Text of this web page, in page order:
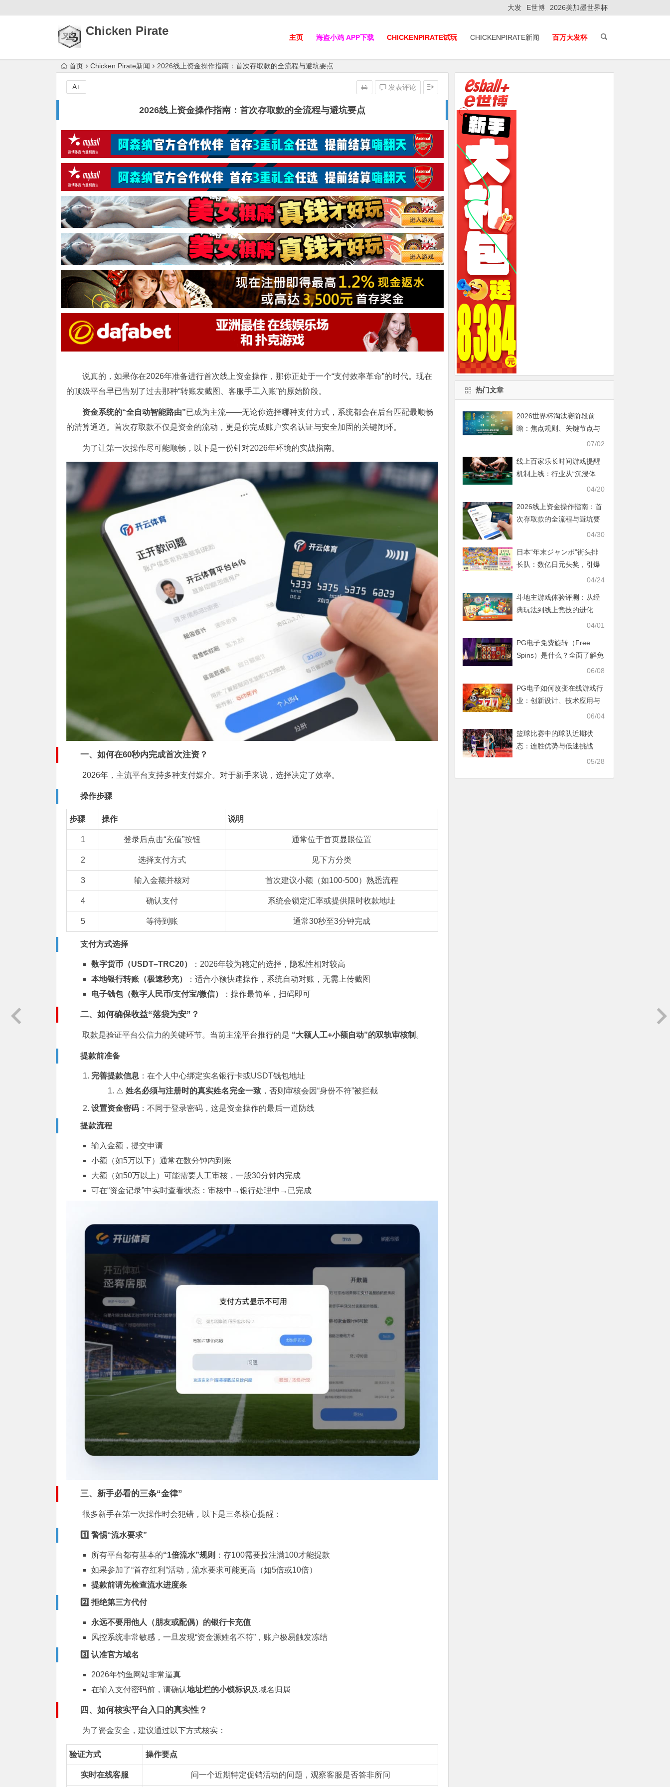
大发 E世博 2026美加墨世界杯
Chicken Pirate 主页 海盗小鸡 APP下载 CHICKENPIRATE试玩 CHICKENPIRATE新闻 百万大发杯
首页 Chicken Pirate新闻 2026线上资金操作指南：首次存取款的全流程与避坑要点
2026线上资金操作指南：首次存取款的全流程与避坑要点
发表评论
A+
说真的，如果你在2026年准备进行首次线上资金操作，那你正处于一个“支付效率革命”的时代。现在
的顶级平台早已告别了过去那种“转账发截图、客服手工入账”的原始阶段。
资金系统的“全自动智能路由”已成为主流——无论你选择哪种支付方式，系统都会在后台匹配最顺畅
的清算通道。首次存取款不仅是资金的流动，更是你完成账户实名认证与安全加固的关键闭环。
为了让第一次操作尽可能顺畅，以下是一份针对2026年环境的实战指南。
一、如何在60秒内完成首次注资？
2026年，主流平台支持多种支付媒介。对于新手来说，选择决定了效率。
操作步骤
步骤 操作 说明
1 登录后点击“充值”按钮 通常位于首页显眼位置
2 选择支付方式 见下方分类
3 输入金额并核对 首次建议小额（如100-500）熟悉流程
4 确认支付 系统会锁定汇率或提供限时收款地址
5 等待到账 通常30秒至3分钟完成
支付方式选择
数字货币（USDT–TRC20）
：2026年较为稳定的选择，隐私性相对较高
本地银行转账（极速秒充）
：适合小额快速操作，系统自动对账，无需上传截图
电子钱包（数字人民币/支付宝/微信）
：操作最简单，扫码即可
二、如何确保收益“落袋为安”？
取款是验证平台公信力的关键环节。当前主流平台推行的是 “大额人工+小额自动”的双轨审核制 。
提款前准备
完善提款信息 ：在个人中心绑定实名银行卡或USDT钱包地址
⚠️ 姓名必须与注册时的真实姓名完全一致 ，否则审核会因“身份不符”被拦截
设置资金密码 ：不同于登录密码，这是资金操作的最后一道防线
提款流程
输入金额，提交申请
小额（如5万以下）通常在数分钟内到账
大额（如50万以上）可能需要人工审核，一般30分钟内完成
可在“资金记录”中实时查看状态：审核中→银行处理中→已完成
三、新手必看的三条“金律”
很多新手在第一次操作时会犯错，以下是三条核心提醒：
1️⃣ 警惕“流水要求”
所有平台都有基本的“1倍流水”规则 ：存100需要投注满100才能提款
如果参加了“首存红利”活动，流水要求可能更高（如5倍或10倍）
提款前请先检查流水进度条
2️⃣ 拒绝第三方代付
永远不要用他人（朋友或配偶）的银行卡充值
风控系统非常敏感，一旦发现“资金源姓名不符”，账户极易触发冻结
3️⃣ 认准官方域名
2026年钓鱼网站非常逼真
在输入支付密码前，请确认地址栏的小锁标识及域名归属
四、如何核实平台入口的真实性？
为了资金安全，建议通过以下方式核实：
验证方式 操作要点
实时在线客服 问一个近期特定促销活动的问题，观察客服是否答非所问
热门文章
2026世界杯淘汰赛阶段前
瞻：焦点规则、关键节点与
07/02
线上百家乐长时间游戏提醒
机制上线：行业从“沉浸体
04/20
2026线上资金操作指南：首
次存取款的全流程与避坑要
04/30
日本“年末ジャンボ”街头排
长队：数亿日元头奖，引爆
04/24
斗地主游戏体验评测：从经
典玩法到线上竞技的进化
04/01
PG电子免费旋转（Free
Spins）是什么？全面了解免
06/08
PG电子如何改变在线游戏行
业：创新设计、技术应用与
06/04
篮球比赛中的球队近期状
态：连胜优势与低迷挑战
05/28